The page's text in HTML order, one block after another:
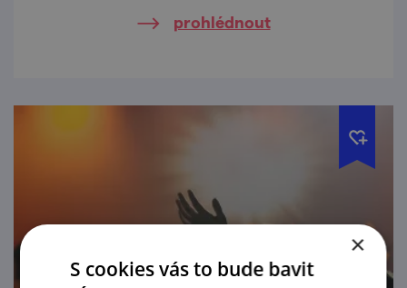
prohlédnout
×
S cookies vás to bude bavit